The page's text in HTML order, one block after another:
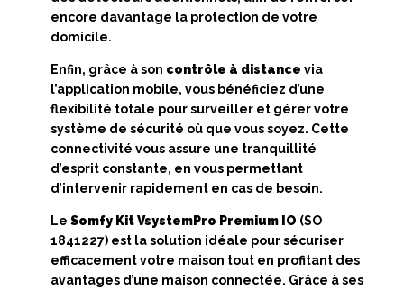
encore davantage la protection de votre
domicile.
Enfin, grâce à son contrôle à distance via
l’application mobile, vous bénéficiez d’une
flexibilité totale pour surveiller et gérer votre
système de sécurité où que vous soyez. Cette
connectivité vous assure une tranquillité
d’esprit constante, en vous permettant
d’intervenir rapidement en cas de besoin.
Le Somfy Kit VsystemPro Premium IO (SO
1841227) est la solution idéale pour sécuriser
efficacement votre maison tout en profitant des
avantages d’une maison connectée. Grâce à ses